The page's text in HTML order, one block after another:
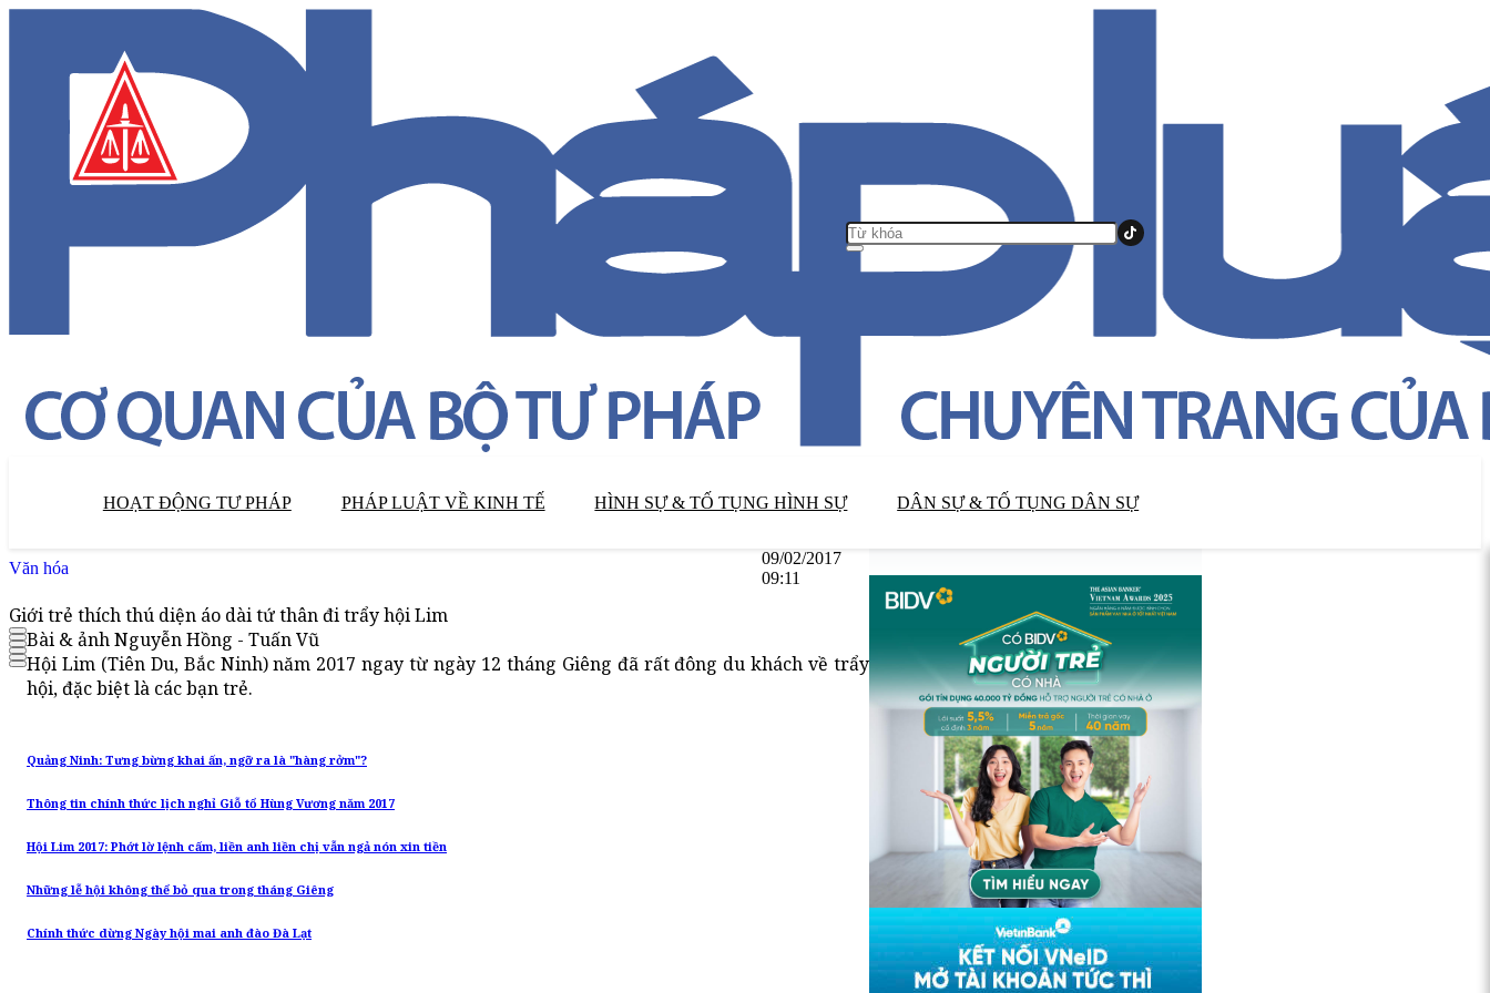
HOẠT ĐỘNG TƯ PHÁP PHÁP LUẬT VỀ KINH TẾ HÌNH SỰ & TỐ TỤNG HÌNH SỰ DÂN SỰ & TỐ TỤNG DÂN SỰ
Văn hóa
09/02/2017
09:11
Giới trẻ thích thú diện áo dài tứ thân đi trẩy hội Lim
Bài & ảnh Nguyễn Hồng - Tuấn Vũ
Hội Lim (Tiên Du, Bắc Ninh) năm 2017 ngay từ ngày 12 tháng Giêng đã rất đông du khách về trẩy
hội, đặc biệt là các bạn trẻ.
Quảng Ninh: Tưng bừng khai ấn, ngỡ ra là "hàng rởm"?
Thông tin chính thức lịch nghỉ Giỗ tổ Hùng Vương năm 2017
Hội Lim 2017: Phớt lờ lệnh cấm, liền anh liền chị vẫn ngả nón xin tiền
Những lễ hội không thể bỏ qua trong tháng Giêng
Chính thức dừng Ngày hội mai anh đào Đà Lạt